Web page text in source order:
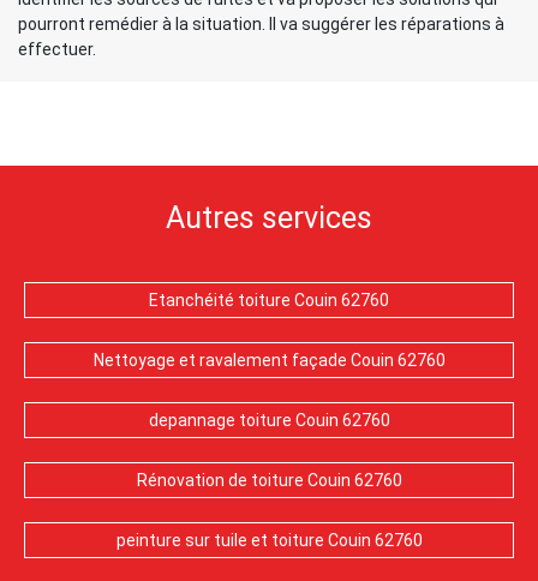
pourront remédier à la situation. Il va suggérer les réparations à
effectuer.
Autres services
Etanchéité toiture Couin 62760
Nettoyage et ravalement façade Couin 62760
depannage toiture Couin 62760
Rénovation de toiture Couin 62760
peinture sur tuile et toiture Couin 62760